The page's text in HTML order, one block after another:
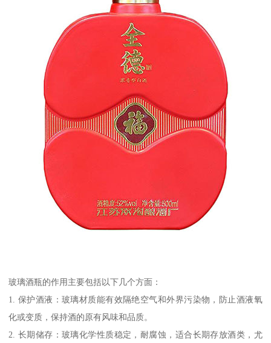
玻璃酒瓶的作用主要包括以下几个方面：
1. 保护酒液：玻璃材质能有效隔绝空气和外界污染物，防止酒液氧
化或变质，保持酒的原有风味和品质。
2. 长期储存：玻璃化学性质稳定，耐腐蚀，适合长期存放酒类，尤